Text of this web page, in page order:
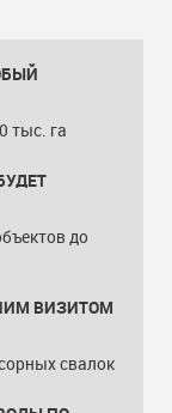
тыс. га
до
ВИЗИТОМ
свалок